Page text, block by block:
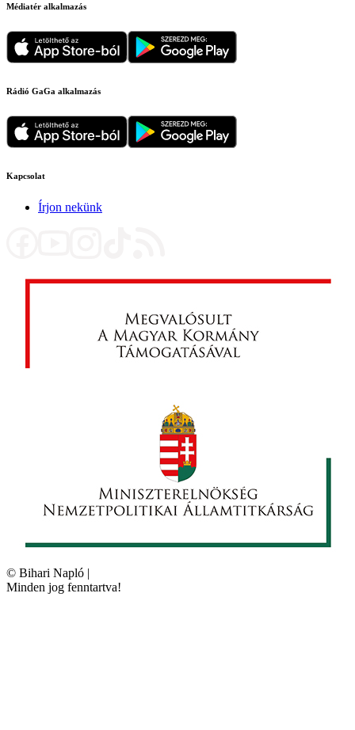
Médiatér alkalmazás
Rádió GaGa alkalmazás
Kapcsolat
Írjon nekünk
© Bihari Napló |
Minden jog fenntartva!